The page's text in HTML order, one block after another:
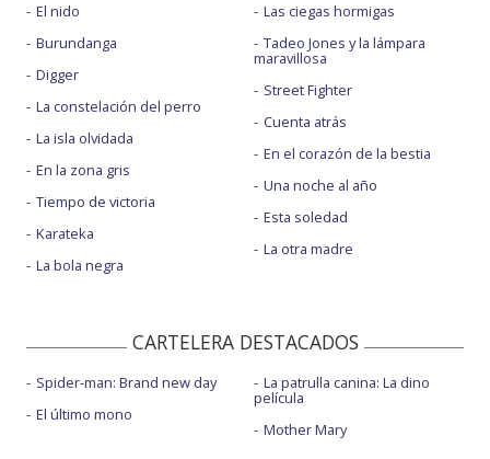
El nido
Burundanga
Digger
La constelación del perro
La isla olvidada
En la zona gris
Tiempo de victoria
Karateka
La bola negra
Las ciegas hormigas
Tadeo Jones y la lámpara
maravillosa
Street Fighter
Cuenta atrás
En el corazón de la bestia
Una noche al año
Esta soledad
La otra madre
CARTELERA DESTACADOS
Spider-man: Brand new day
El último mono
La patrulla canina: La dino
película
Mother Mary